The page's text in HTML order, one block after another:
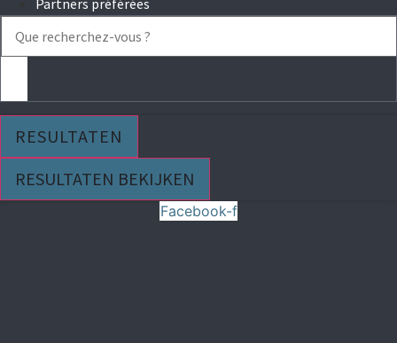
Partners préférées
RESULTATEN
RESULTATEN BEKIJKEN
Facebook-f